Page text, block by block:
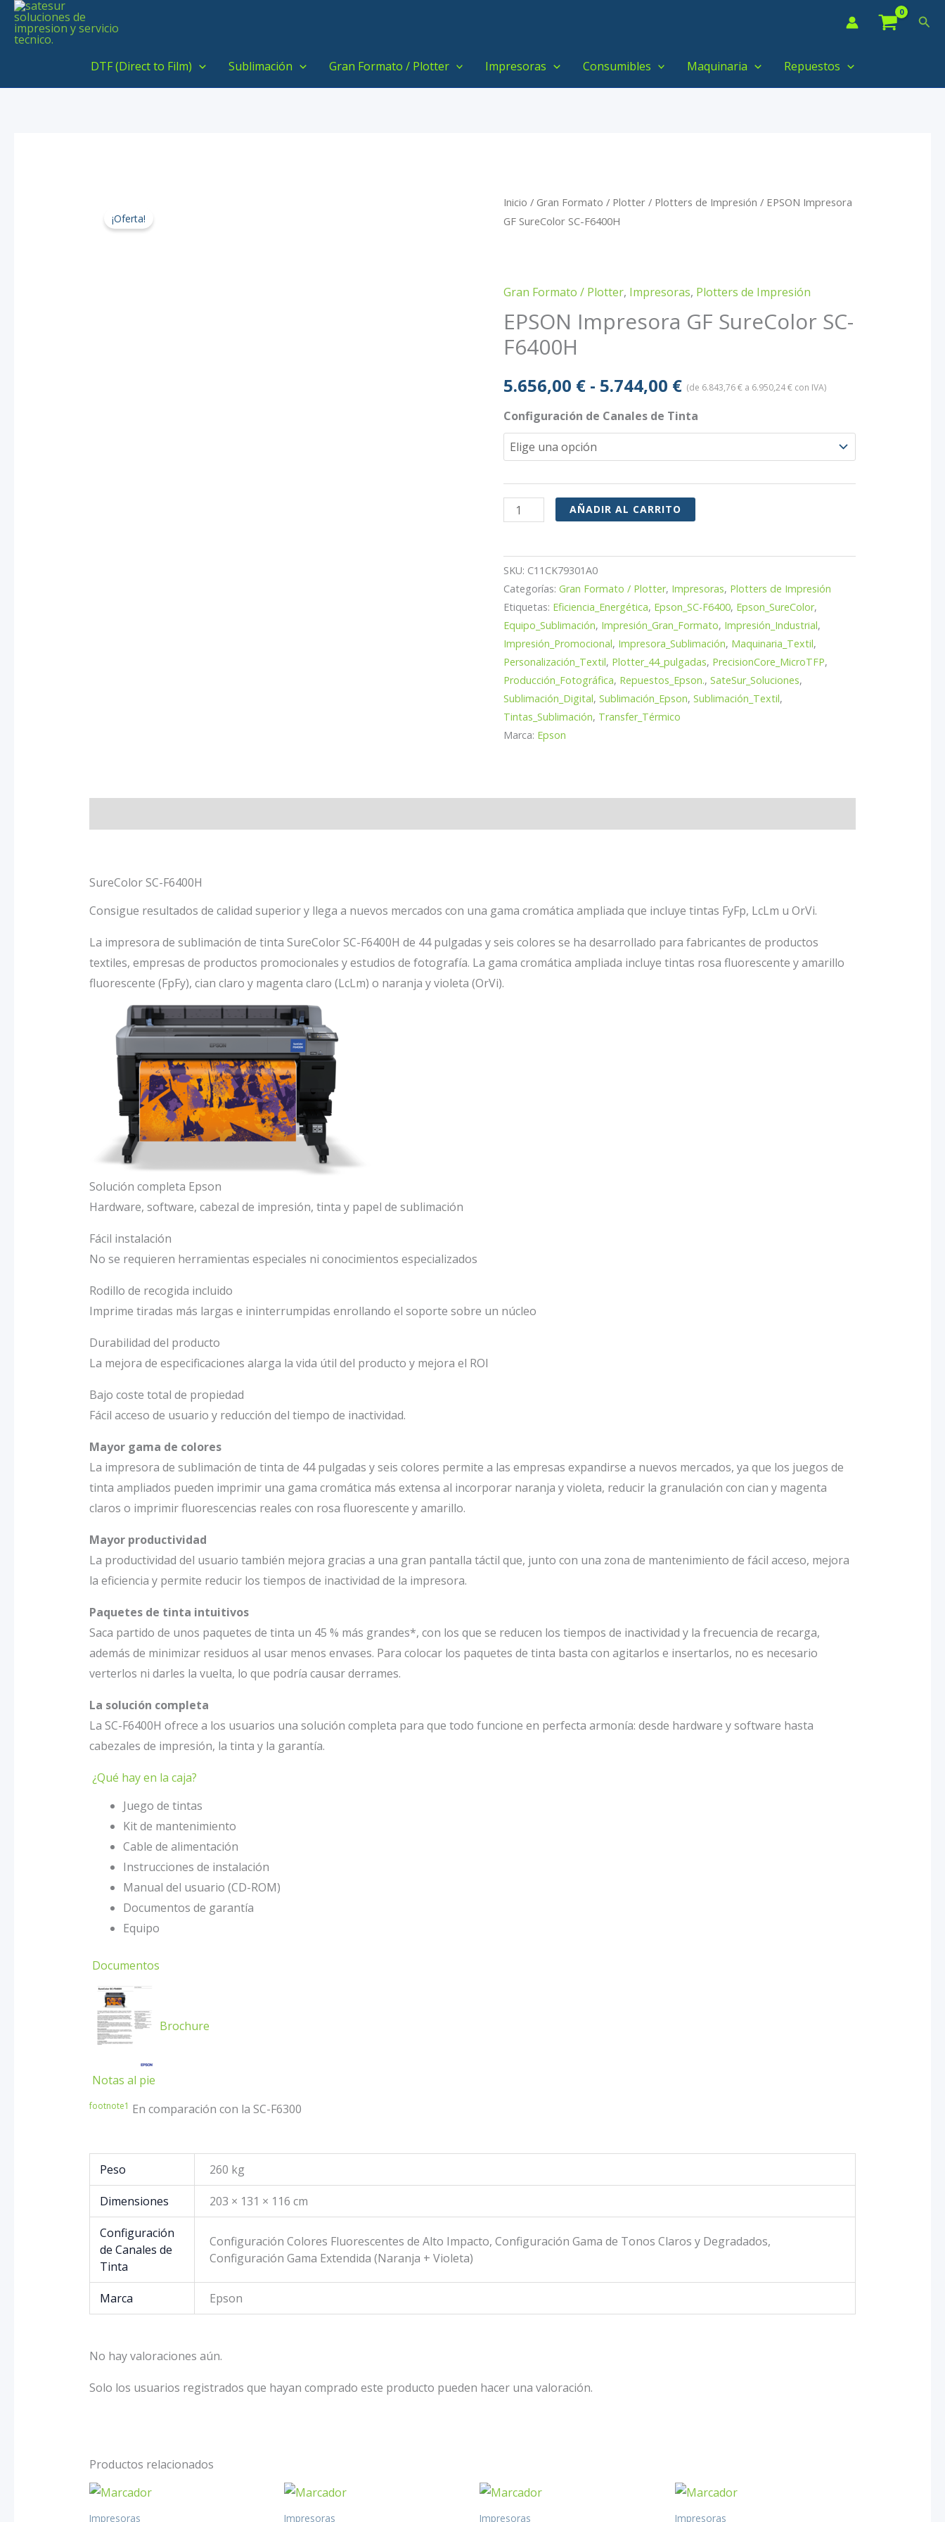
DTF (Direct to Film) Sublimación Gran Formato / Plotter Impresoras Consumibles Maquinaria Repuestos
¡Oferta!
Inicio / Gran Formato / Plotter/ Plotters de Impresión / EPSON Impresora
GF SureColor SC-F6400H
Gran Formato / Plotter, Impresoras, Plotters de Impresión
EPSON Impresora GF SureColor SC-
F6400H
5.656,00 € - 5.744,00 €Rango
de
desde
(de 6.843,76€a 6.950,24€con IVA)
Configuración de Canales de Tinta
EPSON
Impresora
SureColor
SC-
F6400H
cantidad
AÑADIR AL CARRITO
SKU: C11CK79301A0
Categorías: Gran Formato / Plotter, Impresoras, Plotters de Impresión
Etiquetas: Eficiencia_Energética, Epson_SC-F6400, Epson_SureColor,
Equipo_Sublimación, Impresión_Gran_Formato, Impresión_Industrial,
Impresión_Promocional, Impresora_Sublimación, Maquinaria_Textil,
Personalización_Textil, Plotter_44_pulgadas, PrecisionCore_MicroTFP,
Producción_Fotográfica, Repuestos_Epson., SateSur_Soluciones,
Sublimación_Digital, Sublimación_Epson, Sublimación_Textil,
Tintas_Sublimación, Transfer_Térmico
Marca: Epson
SureColor SC-F6400H
Consigue resultados de calidad superior y llega a nuevos mercados con una gama cromática ampliada que incluye tintas FyFp, LcLm u OrVi.
La impresora de sublimación de tinta SureColor SC-F6400H de 44 pulgadas y seis colores se ha desarrollado para fabricantes de productos
textiles, empresas de productos promocionales y estudios de fotografía. La gama cromática ampliada incluye tintas rosa fluorescente y amarillo
fluorescente (FpFy), cian claro y magenta claro (LcLm) o naranja y violeta (OrVi).
Solución completa Epson
Hardware, software, cabezal de impresión, tinta y papel de sublimación
Fácil instalación
No se requieren herramientas especiales ni conocimientos especializados
Rodillo de recogida incluido
Imprime tiradas más largas e ininterrumpidas enrollando el soporte sobre un núcleo
Durabilidad del producto
La mejora de especificaciones alarga la vida útil del producto y mejora el ROI
Bajo coste total de propiedad
Fácil acceso de usuario y reducción del tiempo de inactividad.
Mayor gama de colores
La impresora de sublimación de tinta de 44 pulgadas y seis colores permite a las empresas expandirse a nuevos mercados, ya que los juegos de
tinta ampliados pueden imprimir una gama cromática más extensa al incorporar naranja y violeta, reducir la granulación con cian y magenta
claros o imprimir fluorescencias reales con rosa fluorescente y amarillo.
Mayor productividad
La productividad del usuario también mejora gracias a una gran pantalla táctil que, junto con una zona de mantenimiento de fácil acceso, mejora
la eficiencia y permite reducir los tiempos de inactividad de la impresora.
Paquetes de tinta intuitivos
Saca partido de unos paquetes de tinta un 45 % más grandes*, con los que se reducen los tiempos de inactividad y la frecuencia de recarga,
además de minimizar residuos al usar menos envases. Para colocar los paquetes de tinta basta con agitarlos e insertarlos, no es necesario
verterlos ni darles la vuelta, lo que podría causar derrames.
La solución completa
La SC-F6400H ofrece a los usuarios una solución completa para que todo funcione en perfecta armonía: desde hardware y software hasta
cabezales de impresión, la tinta y la garantía.
¿Qué hay en la caja?
Juego de tintas
Kit de mantenimiento
Cable de alimentación
Instrucciones de instalación
Manual del usuario (CD-ROM)
Documentos de garantía
Equipo
Documentos
Brochure
Notas al pie
footnote1 En comparación con la SC-F6300
Peso 260 kg
Dimensiones 203 × 131 × 116 cm
Configuración
de Canales de
Tinta
Configuración Colores Fluorescentes de Alto Impacto, Configuración Gama de Tonos Claros y Degradados,
Configuración Gama Extendida (Naranja + Violeta)
Marca Epson
No hay valoraciones aún.
Solo los usuarios registrados que hayan comprado este producto pueden hacer una valoración.
Productos relacionados
Impresoras Impresoras Impresoras Impresoras